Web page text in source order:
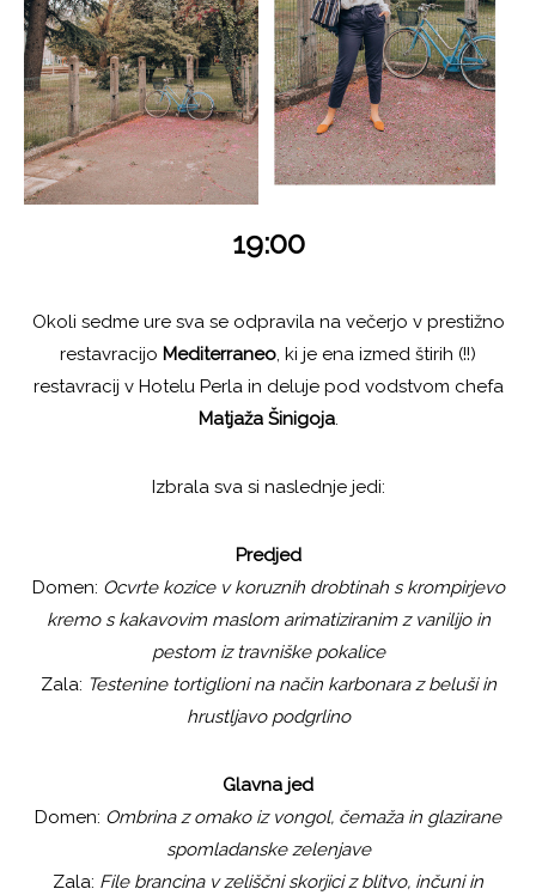
19:00
Okoli sedme ure sva se odpravila na večerjo v prestižno
restavracijo Mediterraneo, ki je ena izmed štirih (!!)
restavracij v Hotelu Perla in deluje pod vodstvom chefa
Matjaža Šinigoja.
Izbrala sva si naslednje jedi:
Predjed
Domen: Ocvrte kozice v koruznih drobtinah s krompirjevo
kremo s kakavovim maslom arimatiziranim z vanilijo in
pestom iz travniške pokalice
Zala: Testenine tortiglioni na način karbonara z beluši in
hrustljavo podgrlino
Glavna jed
Domen: Ombrina z omako iz vongol, čemaža in glazirane
spomladanske zelenjave
Zala: File brancina v zeliščni skorjici z blitvo, inčuni in